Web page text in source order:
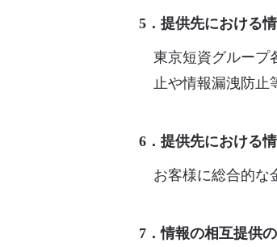
5．提供先における
東京短資グループ
止や情報漏洩防止
6．提供先における
お客様に総合的な
7．情報の相互提供